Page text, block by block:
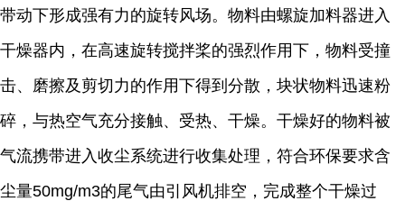
带动下形成强有力的旋转风场。物料由螺旋加料器进入
干燥器内，在高速旋转搅拌桨的强烈作用下，物料受撞
击、磨擦及剪切力的作用下得到分散，块状物料迅速粉
碎，与热空气充分接触、受热、干燥。干燥好的物料被
气流携带进入收尘系统进行收集处理，符合环保要求含
尘量50mg/m3的尾气由引风机排空，完成整个干燥过